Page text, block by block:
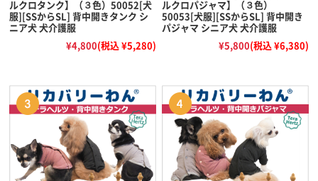
ルクロタンク】（３色）50052[犬
服][SSからSL] 背中開きタンク シ
ニア犬 犬介護服
¥4,800(税込 ¥5,280)
ルクロパジャマ】（３色）
50053[犬服][SSからSL] 背中開き
パジャマ シニア犬 犬介護服
¥5,800(税込 ¥6,380)